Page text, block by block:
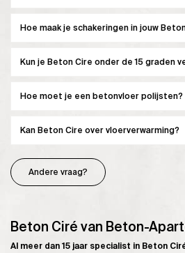
Hoe maak je schakeringen in jouw
Kun je Beton Cire onder de 15 graden
Hoe moet je een betonvloer polijsten?
Kan Beton Cire over vloerverwarming?
Andere vraag?
Beton Ciré van Beton-
Al meer dan 15 jaar specialist in Beton